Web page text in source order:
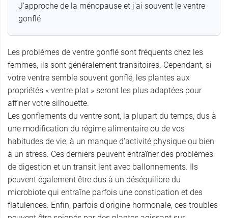
J'approche de la ménopause et j'ai souvent le ventre
gonflé
Les problèmes de ventre gonflé sont fréquents chez les
femmes, ils sont généralement transitoires. Cependant, si
votre ventre semble souvent gonflé, les plantes aux
propriétés « ventre plat » seront les plus adaptées pour
affiner votre silhouette.
Les gonflements du ventre sont, la plupart du temps, dus à
une modification du régime alimentaire ou de vos
habitudes de vie, à un manque d'activité physique ou bien
à un stress. Ces derniers peuvent entraîner des problèmes
de digestion et un transit lent avec ballonnements. Ils
peuvent également être dus à un déséquilibre du
microbiote qui entraîne parfois une constipation et des
flatulences. Enfin, parfois d'origine hormonale, ces troubles